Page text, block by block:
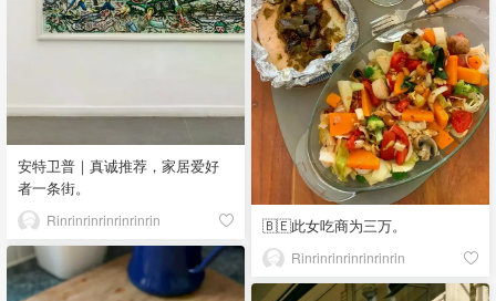
安特卫普｜真诚推荐，家居爱好
者一条街。
Rinrinrinrinrinrinrin 🇧🇪此女吃商为三万。
Rinrinrinrinrinrinrin